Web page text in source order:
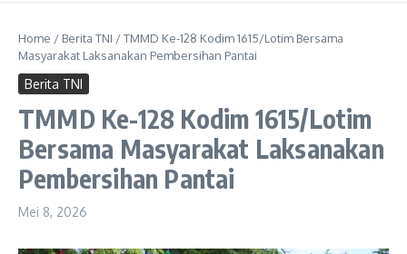
Home / Berita TNI /TMMD Ke-128 Kodim 1615/Lotim Bersama
Masyarakat Laksanakan Pembersihan Pantai
Berita TNI
TMMD Ke-128 Kodim 1615/Lotim
Bersama Masyarakat Laksanakan
Pembersihan Pantai
Mei 8, 2026